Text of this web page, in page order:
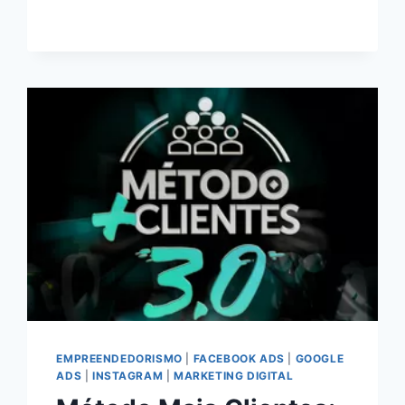
CURSO
GUILHERME
WITHANA,
FUNCIONA
MESMO?
HOTMART
É
EMPREENDEDORISMO FACEBOOK ADS
GOOGLE
ADS
INSTAGRAM |MARKETING DIGITAL